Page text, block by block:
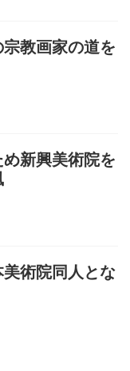
教画家の道を
新興美術院を
術院同人とな